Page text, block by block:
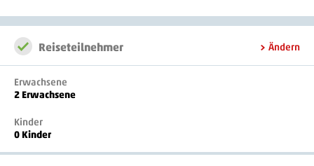
- Garage
- umweltfreundlich
Reiseteilnehmer Ändern
Erwachsene
2 Erwachsene
Kinder
0 Kinder